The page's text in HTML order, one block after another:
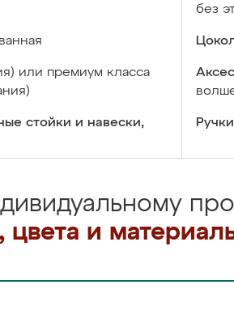
без
или премиум класса
стойки и навески,
и